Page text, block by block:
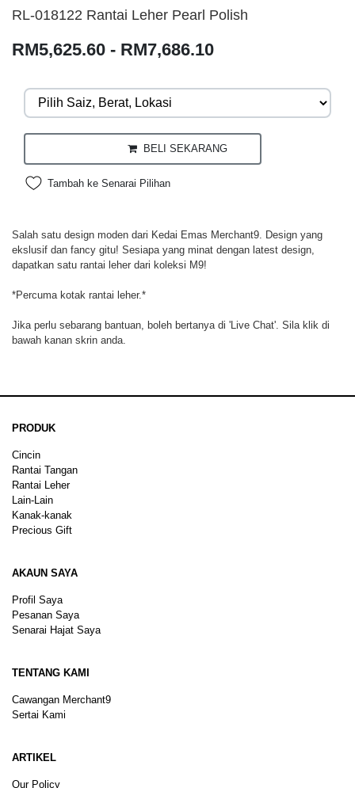
RL-018122 Rantai Leher Pearl Polish
RM5,625.60 - RM7,686.10
BELI SEKARANG
Tambah ke Senarai Pilihan
Salah satu design moden dari Kedai Emas Merchant9. Design yang
ekslusif dan fancy gitu! Sesiapa yang minat dengan latest design,
dapatkan satu rantai leher dari koleksi M9!
*Percuma kotak rantai leher.*
Jika perlu sebarang bantuan, boleh bertanya di 'Live Chat'. Sila klik di
bawah kanan skrin anda.
PRODUK
Cincin
Rantai Tangan
Rantai Leher
Lain-Lain
Kanak-kanak
Precious Gift
AKAUN SAYA
Profil Saya
Pesanan Saya
Senarai Hajat Saya
TENTANG KAMI
Cawangan Merchant9
Sertai Kami
ARTIKEL
Our Policy